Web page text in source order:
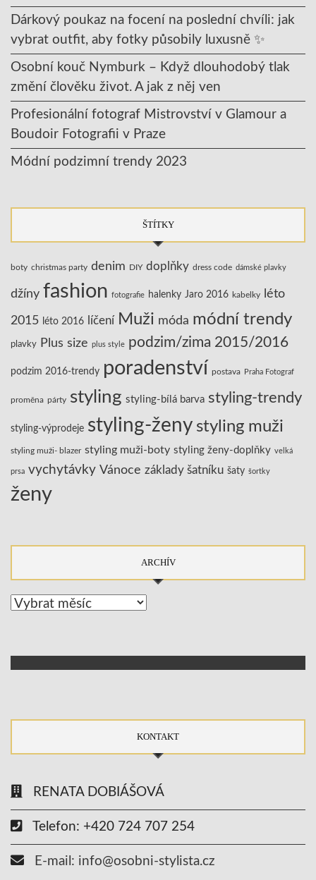
Dárkový poukaz na focení na poslední chvíli: jak
vybrat outfit, aby fotky působily luxusně ✨
Osobní kouč Nymburk – Když dlouhodobý tlak
změní člověku život. A jak z něj ven
Profesionální fotograf Mistrovství v Glamour a
Boudoir Fotografii v Praze
Módní podzimní trendy 2023
ŠTÍTKY
boty christmas party denim DIY doplňky dress code dámské plavky
džíny fashion fotografie halenky Jaro 2016 kabelky léto
2015 léto 2016 líčení Muži móda módní trendy
plavky Plus size plus style podzim/zima 2015/2016
podzim 2016-trendy poradenství postava Praha Fotograf
proměna párty styling styling-bílá barva styling-trendy
styling-výprodeje styling-ženy styling muži
styling muži- blazer styling muži-boty styling ženy-doplňky velká
prsa vychytávky Vánoce základy šatníku šaty šortky
ženy
ARCHÍV
Archív
KONTAKT
RENATA DOBIÁŠOVÁ
Telefon: +420 724 707 254
E-mail: info@osobni-stylista.cz